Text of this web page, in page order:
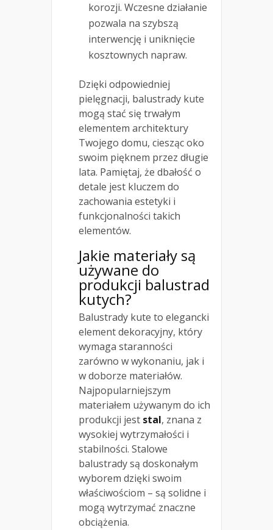
korozji. Wczesne działanie
pozwala na szybszą
interwencję i uniknięcie
kosztownych napraw.
Dzięki odpowiedniej
pielęgnacji, balustrady kute
mogą stać się trwałym
elementem architektury
Twojego domu, ciesząc oko
swoim pięknem przez długie
lata. Pamiętaj, że dbałość o
detale jest kluczem do
zachowania estetyki i
funkcjonalności takich
elementów.
Jakie materiały są
używane do
produkcji balustrad
kutych?
Balustrady kute to elegancki
element dekoracyjny, który
wymaga staranności
zarówno w wykonaniu, jak i
w doborze materiałów.
Najpopularniejszym
materiałem używanym do ich
produkcji jest stal, znana z
wysokiej wytrzymałości i
stabilności. Stalowe
balustrady są doskonałym
wyborem dzięki swoim
właściwościom – są solidne i
mogą wytrzymać znaczne
obciążenia.